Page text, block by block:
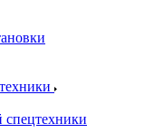
спецтехники